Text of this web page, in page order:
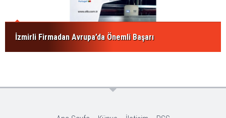
İzmirli Firmadan Avrupa’da Önemli Başarı